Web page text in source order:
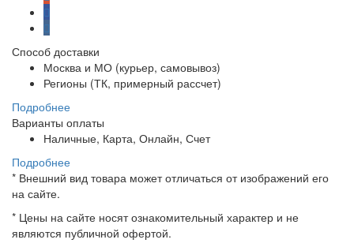
Способ доставки
Москва и МО (курьер, самовывоз)
Регионы (ТК, примерный рассчет)
Подробнее
Варианты оплаты
Наличные, Карта, Онлайн, Счет
Подробнее
* Внешний вид товара может отличаться от изображений его
на сайте.
* Цены на сайте носят ознакомительный характер и не
являются публичной офертой.